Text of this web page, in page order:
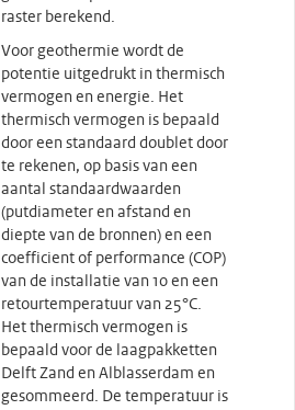
raster berekend.
Voor geothermie wordt de
potentie uitgedrukt in thermisch
vermogen en energie. Het
thermisch vermogen is bepaald
door een standaard doublet door
te rekenen, op basis van een
aantal standaardwaarden
(putdiameter en afstand en
diepte van de bronnen) en een
coefficient of performance (COP)
van de installatie van 10 en een
retourtemperatuur van 25°C.
Het thermisch vermogen is
bepaald voor de laagpakketten
Delft Zand en Alblasserdam en
gesommeerd. De temperatuur is